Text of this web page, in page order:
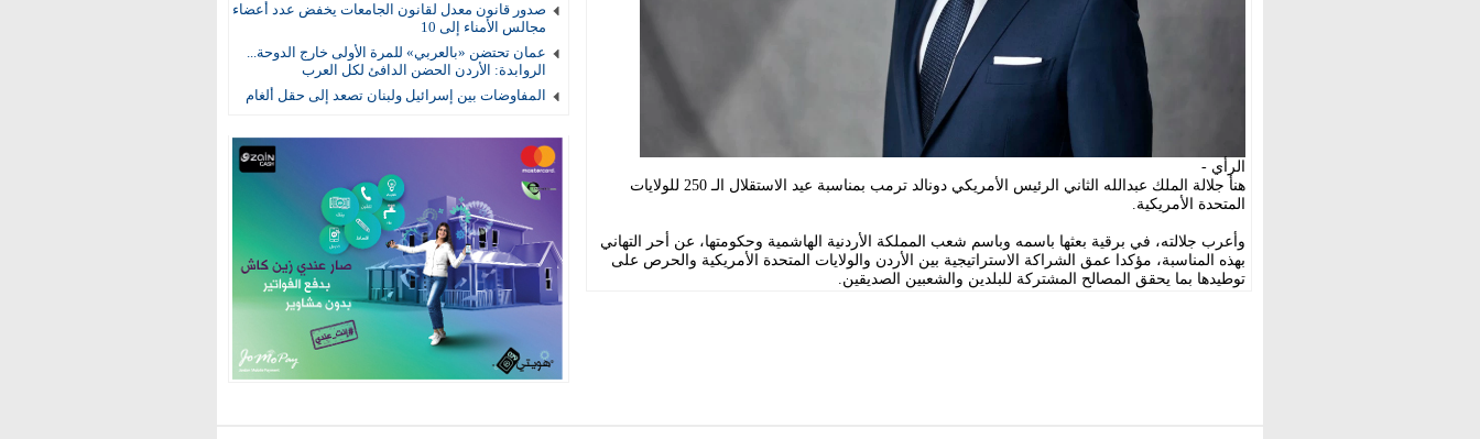
صدور قانون معدل لقانون الجامعات يخفض عدد أعضاء
مجالس الأمناء إلى 10
عمان تحتضن «بالعربي» للمرة الأولى خارج الدوحة...
الروابدة: الأردن الحضن الدافئ لكل العرب
المفاوضات بين إسرائيل ولبنان تصعد إلى حقل ألغام
الرأي -
هنأ جلالة الملك عبدالله الثاني الرئيس الأمريكي دونالد ترمب بمناسبة عيد الاستقلال الـ 250 للولايات
المتحدة الأمريكية.
وأعرب جلالته، في برقية بعثها باسمه وباسم شعب المملكة الأردنية الهاشمية وحكومتها، عن أحر التهاني
بهذه المناسبة، مؤكدا عمق الشراكة الاستراتيجية بين الأردن والولايات المتحدة الأمريكية والحرص على
توطيدها بما يحقق المصالح المشتركة للبلدين والشعبين الصديقين.